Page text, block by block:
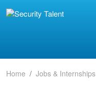
Home Jobs & Internships